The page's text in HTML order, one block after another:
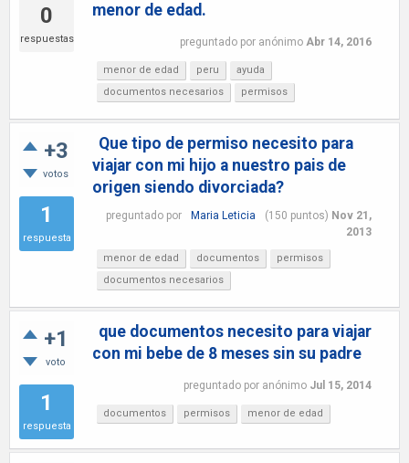
0
respuestas
menor de edad.
preguntado por anónimo Abr 14, 2016
menor de edad peru
ayuda
documentos necesarios
permisos
+3
votos
1
respuesta
Que tipo de permiso necesito para
viajar con mi hijo a nuestro pais de
origen siendo divorciada?
preguntado por Maria Leticia (150 puntos) Nov 21,
2013
menor de edad documentos
permisos
documentos necesarios
+1
voto
1
respuesta
que documentos necesito para viajar
con mi bebe de 8 meses sin su padre
preguntado por anónimo Jul 15, 2014
documentos permisos menor de edad